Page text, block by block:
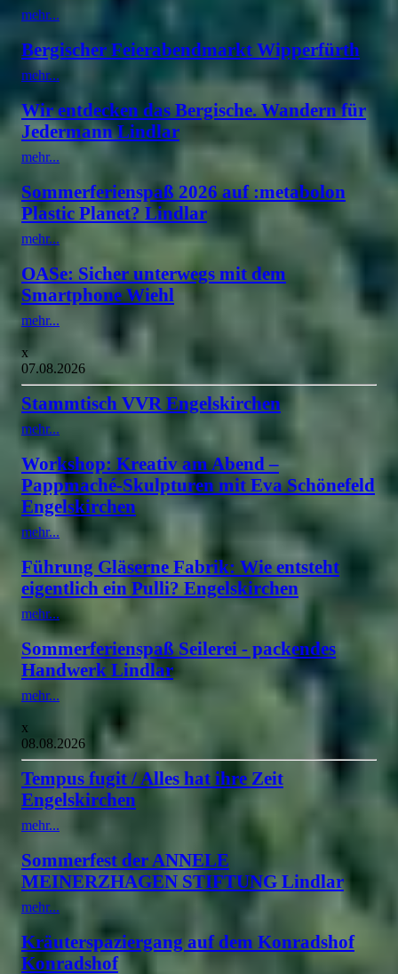
mehr...
Bergischer Feierabendmarkt Wipperfürth
mehr...
Wir entdecken das Bergische. Wandern für
Jedermann Lindlar
mehr...
Sommerferienspaß 2026 auf :metabolon
Plastic Planet? Lindlar
mehr...
OASe: Sicher unterwegs mit dem
Smartphone Wiehl
mehr...
x
07.08.2026
Stammtisch VVR Engelskirchen
mehr...
Workshop: Kreativ am Abend –
Pappmaché-Skulpturen mit Eva Schönefeld
Engelskirchen
mehr...
Führung Gläserne Fabrik: Wie entsteht
eigentlich ein Pulli? Engelskirchen
mehr...
Sommerferienspaß Seilerei - packendes
Handwerk Lindlar
mehr...
x
08.08.2026
Tempus fugit / Alles hat ihre Zeit
Engelskirchen
mehr...
Sommerfest der ANNELE
MEINERZHAGEN STIFTUNG Lindlar
mehr...
Kräuterspaziergang auf dem Konradshof
Konradshof